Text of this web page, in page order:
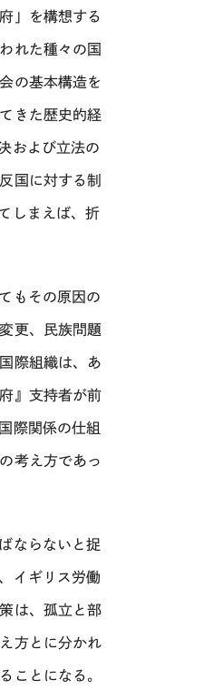
」を構想する
れた種々の国
の基本構造を
きた歴史的経
および立法の
国に対する制
しまえば、折
もその原因の
更、民族問題
際組織は、あ
』支持者が前
際関係の仕組
考え方であっ
ならないと捉
イギリス労働
は、孤立と部
方とに分かれ
ことになる。